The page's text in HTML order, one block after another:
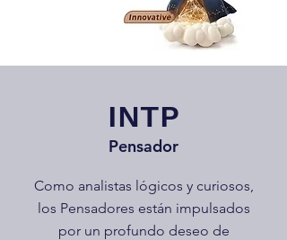
INTP
Pensador
Como analistas lógicos y curiosos,
los Pensadores están impulsados
por un profundo deseo de